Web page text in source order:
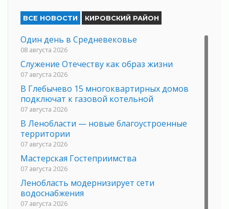
ВСЕ НОВОСТИ КИРОВСКИЙ РАЙОН
Один день в Средневековье
08 августа 2026
Служение Отечеству как образ жизни
07 августа 2026
В Глебычево 15 многоквартирных домов
подключат к газовой котельной
07 августа 2026
В Ленобласти — новые благоустроенные
территории
07 августа 2026
Мастерская Гостеприимства
07 августа 2026
Ленобласть модернизирует сети
водоснабжения
07 августа 2026